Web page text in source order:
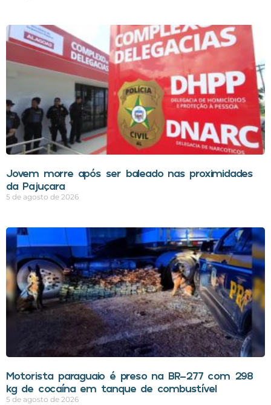
Jovem morre após ser baleado nas proximidades
da Pajuçara
5 de agosto de 2026
Motorista paraguaio é preso na BR-277 com 298
kg de cocaína em tanque de combustível
5 de agosto de 2026